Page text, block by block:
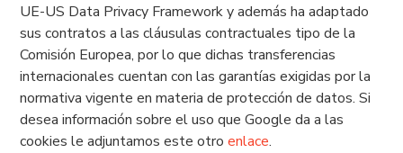
UE-US Data Privacy Framework y además ha adaptado
sus contratos a las cláusulas contractuales tipo de la
Comisión Europea, por lo que dichas transferencias
internacionales cuentan con las garantías exigidas por la
normativa vigente en materia de protección de datos. Si
desea información sobre el uso que Google da a las
cookies le adjuntamos este otroenlace.